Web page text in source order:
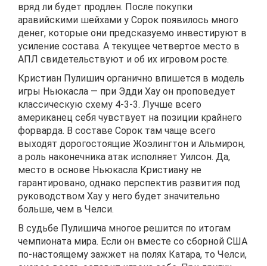
вряд ли будет продлен. После покупки
аравийскими шейхами у Сорок появилось много
денег, которые они предсказуемо инвестируют в
усиление состава. А текущее четвертое место в
АПЛ свидетельствуют и об их игровом росте.
Кристиан Пулишич органично впишется в модель
игры Ньюкасла — при Эдди Хау он проповедует
классическую схему 4-3-3. Лучше всего
американец себя чувствует на позиции крайнего
форварда. В составе Сорок там чаще всего
выходят дорогостоящие Жоэлингтон и Альмирон,
а роль наконечника атак исполняет Уилсон. Да,
место в основе Ньюкасла Кристиану не
гарантировано, однако перспектив развития под
руководством Хау у него будет значительно
больше, чем в Челси.
В судьбе Пулишича многое решится по итогам
чемпионата мира. Если он вместе со сборной США
по-настоящему зажжет на полях Катара, то Челси,